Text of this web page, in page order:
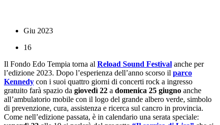
Giu 2023
16
Il Fondo Edo Tempia torna al Reload Sound Festival anche per
l’edizione 2023. Dopo l’esperienza dell’anno scorso il parco
Kennedy con i suoi quattro giorni di concerti rock a ingresso
gratuito farà spazio da giovedì 22 a domenica 25 giugno anche
all’ambulatorio mobile con il logo del grande albero verde, simbolo
di prevenzione, cura, assistenza e ricerca sul cancro in provincia.
Come nell’edizione passata, è in calendario una serata speciale: